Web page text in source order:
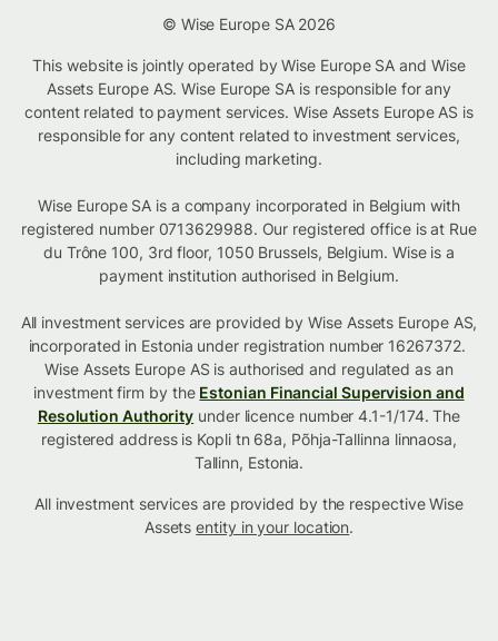
© Wise Europe SA 2026
This website is jointly operated by Wise Europe SA and Wise
Assets Europe AS. Wise Europe SA is responsible for any
content related to payment services. Wise Assets Europe AS is
responsible for any content related to investment services,
including marketing.
Wise Europe SA is a company incorporated in Belgium with
registered number 0713629988. Our registered office is at Rue
du Trône 100, 3rd floor, 1050 Brussels, Belgium. Wise is a
payment institution authorised in Belgium.
All investment services are provided by Wise Assets Europe AS,
incorporated in Estonia under registration number 16267372.
Wise Assets Europe AS is authorised and regulated as an
investment firm by the Estonian Financial Supervision and
Resolution Authority under licence number 4.1-1/174. The
registered address is Kopli tn 68a, Põhja-Tallinna linnaosa,
Tallinn, Estonia.
All investment services are provided by the respective Wise
Assetsentity in your location.